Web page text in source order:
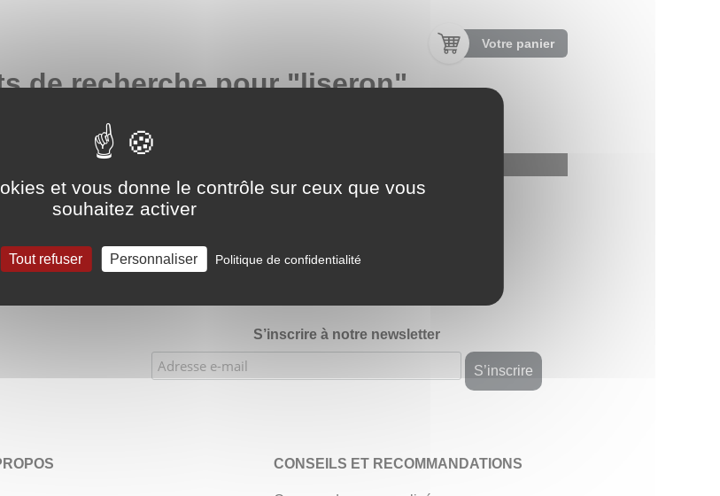
Votre panier
de recherche pour "liseron"
de notre boutique Etsy : 900 ventes, 294 avis
S’inscrire à notre newsletter
CONSEILS ET RECOMMANDATIONS
et vous donne le contrôle sur ceux que vous
souhaitez activer
Tout refuser Personnaliser Politique de confidentialité